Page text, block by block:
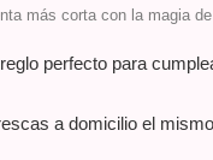
más corta con la magia
perfecto para
a domicilio el